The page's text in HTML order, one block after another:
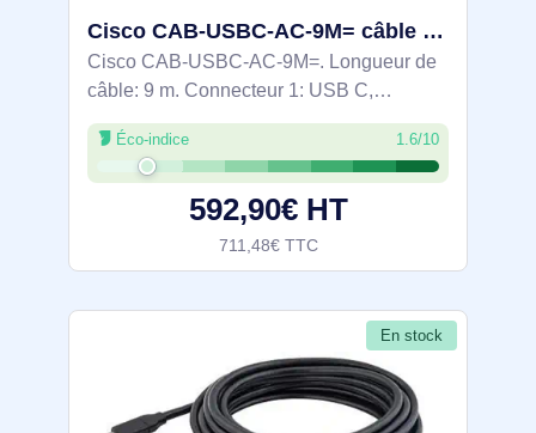
Cisco CAB-USBC-AC-9M= câble USB USB 3.2 Gen 1 (3.1 Gen 1) 5 Gbit/s 60 W Gris
Cisco CAB-USBC-AC-9M=. Longueur de
câble: 9 m. Connecteur 1: USB C,
Connecteur 2: USB C, Version USB: USB
3.2 Gen 1 (3.1 Gen 1), Taux de transfert de
données maximal: 5 Gbit/s, Couleur du
Éco-indice 1.6/10
592,90€ HT
711,48€ TTC
En stock